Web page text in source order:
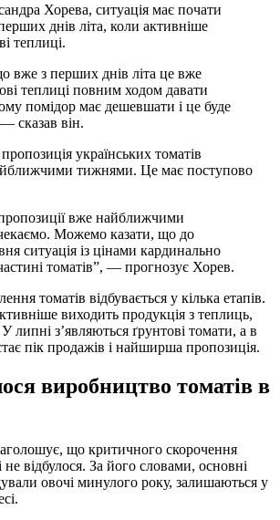
Хорева, ситуація має почати
днів літа, коли активніше
теплиці.
вже з перших днів літа це вже
теплиці повним ходом давати
помідор має дешевшати і це буде
сказав він.
українських томатів
тижнями. Це має поступово
вже найближчими
Можемо казати, що до
ситуація із цінами кардинально
томатів”, — прогнозує Хорев.
томатів відбувається у кілька етапів.
виходить продукція з теплиць,
липні з’являються ґрунтові томати, а в
пік продажів і найширша пропозиція.
виробництво томатів в
що критичного скорочення
відбулося. За його словами, основні
овочі минулого року, залишаються у